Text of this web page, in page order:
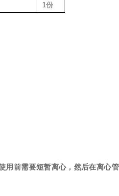
1份
用前需要短暂离心，然后在离心